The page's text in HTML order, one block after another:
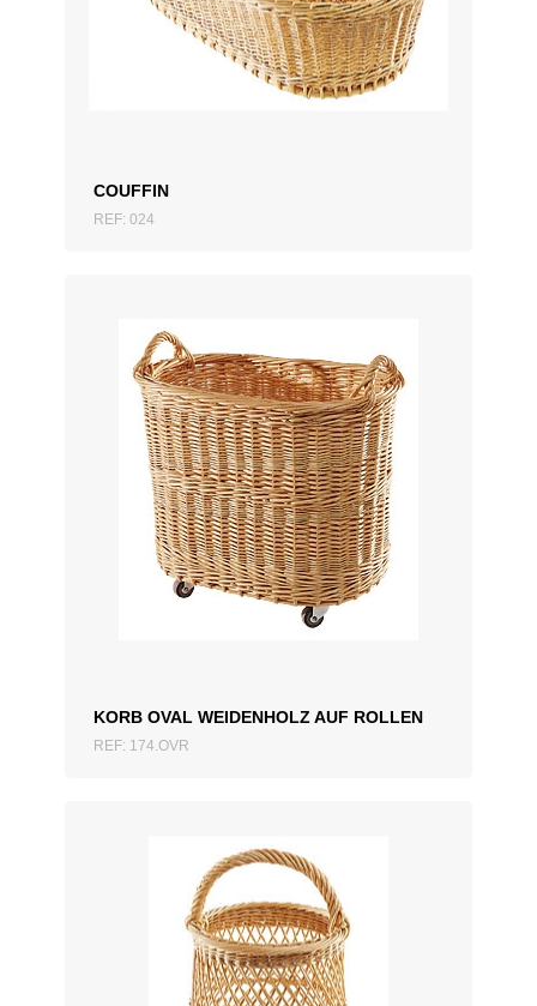
COUFFIN
REF: 024
ZUM ANGEBOT HINZUFÜGEN
KORB OVAL WEIDENHOLZ AUF ROLLEN
REF: 174.OVR
ZUM ANGEBOT HINZUFÜGEN